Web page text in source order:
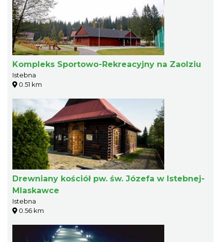
Kompleks Sportowo-Rekreacyjny na Zaolziu
Istebna
0.51 km
Drewniany kościół pw. św. Józefa w Istebnej-
Mlaskawce
Istebna
0.56 km